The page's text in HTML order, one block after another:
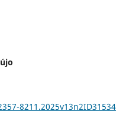
8211.2025v13n2ID31534